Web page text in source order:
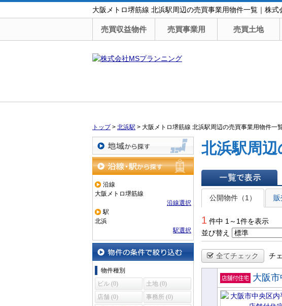
大阪メトロ堺筋線 北浜駅周辺の売買事業用物件一覧｜株式
売買収益物件 売買事業用 売買土地
トップ> 北浜駅 > 大阪メトロ堺筋線 北浜駅周辺の売買事業用物件一
地域から探す
沿線・駅から探す
沿線
大阪メトロ堺筋線
沿線選択
駅
北浜
駅選択
物件の条件で絞り込む
物件種別
ビル (0)
土地 (0)
店舗 (0)
事務所 (0)
北浜駅周
一覧で表示
公開物件（1）
販
1 件中 1～1件を表示
並び替え
全てチェック チ
売店舗付
住宅
大阪市